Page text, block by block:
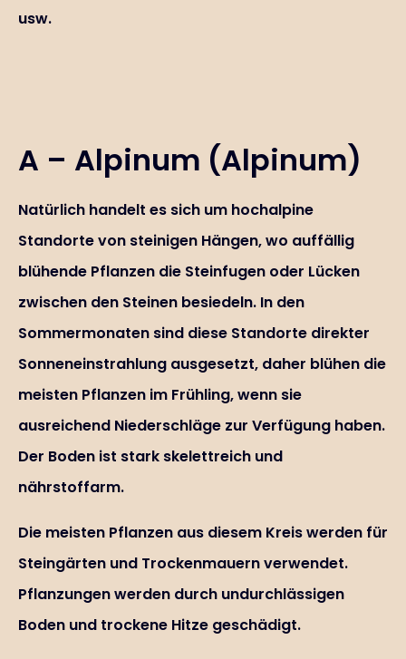
usw.
A – Alpinum (Alpinum)
Natürlich handelt es sich um hochalpine
Standorte von steinigen Hängen, wo auffällig
blühende Pflanzen die Steinfugen oder Lücken
zwischen den Steinen besiedeln. In den
Sommermonaten sind diese Standorte direkter
Sonneneinstrahlung ausgesetzt, daher blühen die
meisten Pflanzen im Frühling, wenn sie
ausreichend Niederschläge zur Verfügung haben.
Der Boden ist stark skelettreich und
nährstoffarm.
Die meisten Pflanzen aus diesem Kreis werden für
Steingärten und Trockenmauern verwendet.
Pflanzungen werden durch undurchlässigen
Boden und trockene Hitze geschädigt.